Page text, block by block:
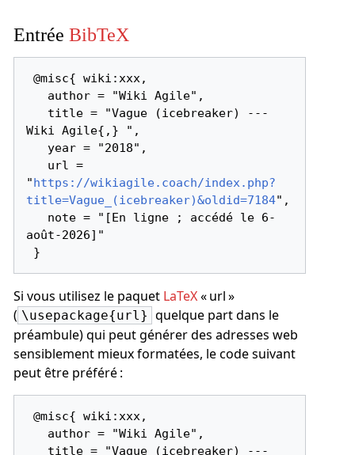
Entrée BibTeX
@misc{ wiki:xxx,
Wiki Agile{,} ",
"https://wikiagile.coach/index.php?
title=Vague_(icebreaker)&oldid=7184",
août-2026]"
Si vous utilisez le paquet LaTeX« url »
( \usepackage{url} quelque part dans le
préambule) qui peut générer des adresses web
sensiblement mieux formatées, le code suivant
peut être préféré :
@misc{ wiki:xxx,